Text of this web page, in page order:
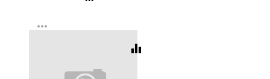
Регистрация
more_horiz
equalizer